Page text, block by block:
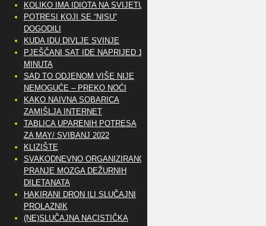
KOLIKO IMA IDIOTA NA SVIJETU?
POTRESI KOJI SE “NISU”
DOGODILI
KUDA IDU DIVLJE SVINJE
PJEŠČANI SAT IDE NAPRIJED 10
MINUTA
SAD TO ODJENOM VIŠE NIJE
NEMOGUĆE – PREKO NOĆI
KAKO NAIVNA SOBARICA
ZAMIŠLJA INTERNET
TABLICA UPARENIH POTRESA
ZA MAY/ SVIBANJ 2022
KLIZIŠTE
SVAKODNEVNO ORGANIZIRANO
PRANJE MOZGA DEŽURNIH
DILETANATA
HAKIRANI DRON ILI SLUČAJNI
PROLAZNIK
(NE)SLUČAJNA NACISTIČKA